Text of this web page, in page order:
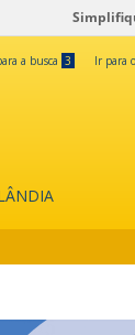
a busca 3 Ir para